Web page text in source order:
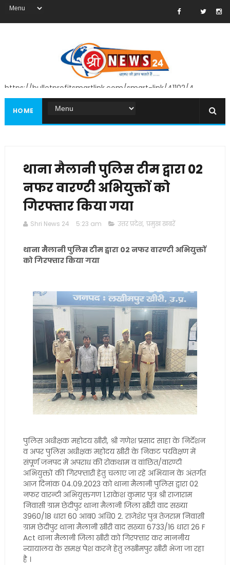
https://bulletprofitsmartlink.com/smart-link/41102/4
HOME
थाना मैलानी पुलिस टीम द्वारा 02
नफर वारण्टी अभियुक्तों को
गिरफ्तार किया गया
Shri News 24 5:23 am उत्तर प्रदेश, प्रमुख खबरें
थाना मैलानी पुलिस टीम द्वारा 02 नफर वारण्टी अभियुक्तों
को गिरफ्तार किया गया
पुलिस अधीक्षक महोदय खीरी, श्री गणेश प्रसाद साहा के निर्देशन
व अपर पुलिस अधीक्षक महोदय खीरी के निकट पर्यवेक्षण में
संपूर्ण जनपद में अपराध की रोकथाम व वांछित/वारण्टी
अभियुक्तों की गिरफ्तारी हेतु चलाए जा रहे अभियान के अंतर्गत
आज दिनांक 04.09.2023 को थाना मैलानी पुलिस द्वारा 02
नफर वारन्टी अभियुक्तगण 1.राकेश कुमार पुत्र श्री राजाराम
निवासी ग्राम छेदीपुर थाना मैलानी जिला खीरी वाद सख्या
3960/18 धारा 60 आब0 अधि0 2. राजेशेर पुत्र तेजराम निवासी
ग्राम छेदीपुर थाना मैलानी खीरी वाद सख्या 6733/16 धारा 26 F
Act थाना मैलानी जिला खीरी को गिरफ्तार कर माननीय
न्यायालय के समक्ष पेश करने हेतु लखीमपुर खीरी भेजा जा रहा
है ।